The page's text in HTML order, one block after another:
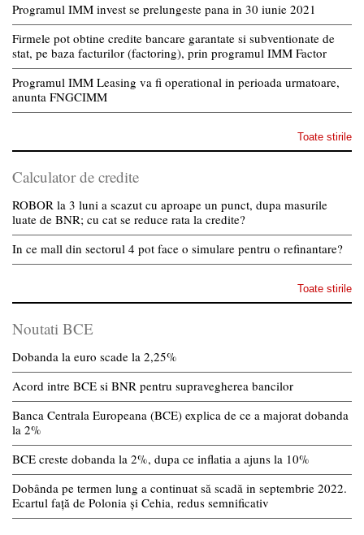
Programul IMM invest se prelungeste pana in 30 iunie 2021
Firmele pot obtine credite bancare garantate si subventionate de
stat, pe baza facturilor (factoring), prin programul IMM Factor
Programul IMM Leasing va fi operational in perioada urmatoare,
anunta FNGCIMM
Toate stirile
Calculator de credite
ROBOR la 3 luni a scazut cu aproape un punct, dupa masurile
luate de BNR; cu cat se reduce rata la credite?
In ce mall din sectorul 4 pot face o simulare pentru o refinantare?
Toate stirile
Noutati BCE
Dobanda la euro scade la 2,25%
Acord intre BCE si BNR pentru supravegherea bancilor
Banca Centrala Europeana (BCE) explica de ce a majorat dobanda
la 2%
BCE creste dobanda la 2%, dupa ce inflatia a ajuns la 10%
Dobânda pe termen lung a continuat să scadă in septembrie 2022.
Ecartul față de Polonia și Cehia, redus semnificativ